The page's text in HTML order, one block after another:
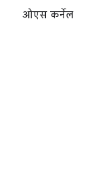
ओएस कर्नेल